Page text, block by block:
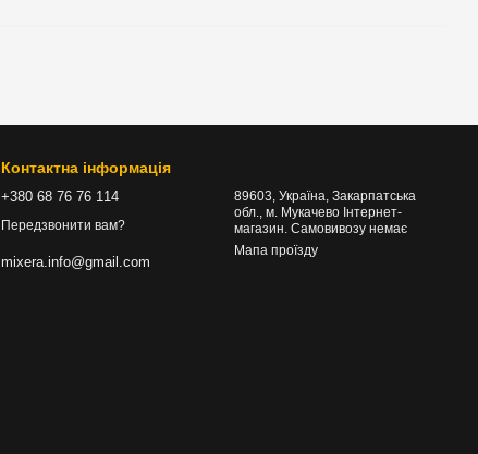
Контактна інформація
+380 68 76 76 114
Передзвонити вам?
mixera.info@gmail.com
89603, Україна, Закарпатська
обл., м. Мукачево Інтернет-
магазин. Самовивозу немає
Мапа проїзду